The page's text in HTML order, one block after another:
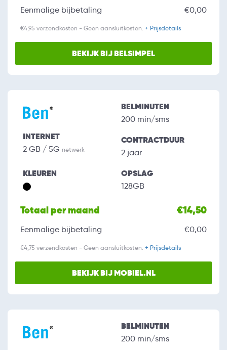
Eenmalige bijbetaling €0,00
€4,95 verzendkosten - Geen aansluitkosten. + Prijsdetails
BEKIJK BIJ BELSIMPEL
INTERNET
2 GB / 5G netwerk
BELMINUTEN
200 min/sms
CONTRACTDUUR
2 jaar
KLEUREN OPSLAG
128GB
Totaal per maand €14,50
Eenmalige bijbetaling €0,00
€4,75 verzendkosten - Geen aansluitkosten. + Prijsdetails
BEKIJK BIJ MOBIEL.NL
BELMINUTEN
200 min/sms